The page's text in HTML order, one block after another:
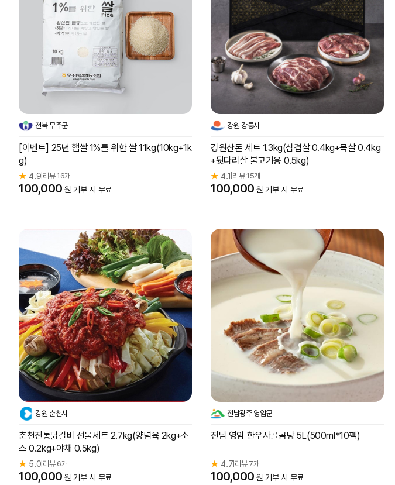
전북 무주군
[이벤트] 25년 햅쌀 1%를 위한 쌀 11kg(10kg+1k
g)
★ 4.9 리뷰 16개
100,000 원 기부 시 무료
강원 강릉시
강원산돈 세트 1.3kg(삼겹살 0.4kg+목살 0.4kg
+뒷다리살 불고기용 0.5kg)
★ 4.1 리뷰 15개
100,000 원 기부 시 무료
강원 춘천시
춘천전통닭갈비 선물세트 2.7kg(양념육 2kg+소
스 0.2kg+야채 0.5kg)
★ 5.0 리뷰 6개
100,000 원 기부 시 무료
전남광주 영암군
전남 영암 한우사골곰탕 5L(500ml*10팩)
★ 4.7 리뷰 7개
100,000 원 기부 시 무료